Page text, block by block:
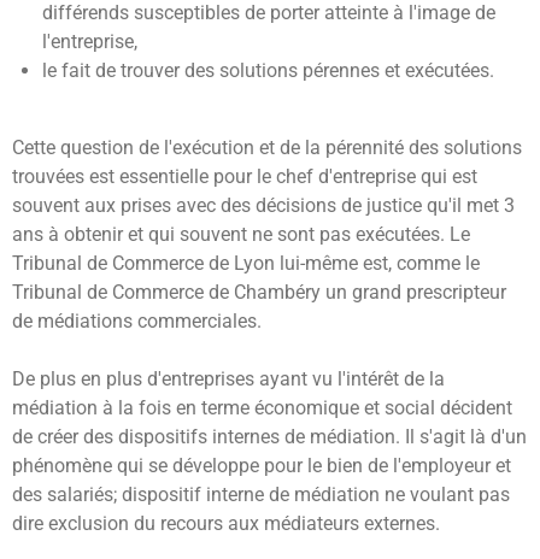
différends susceptibles de porter atteinte à l'image de
l'entreprise,
le fait de trouver des solutions pérennes et exécutées.
Cette question de l'exécution et de la pérennité des solutions
trouvées est essentielle pour le chef d'entreprise qui est
souvent aux prises avec des décisions de justice qu'il met 3
ans à obtenir et qui souvent ne sont pas exécutées. Le
Tribunal de Commerce de Lyon lui-même est, comme le
Tribunal de Commerce de Chambéry un grand prescripteur
de médiations commerciales.
De plus en plus d'entreprises ayant vu l'intérêt de la
médiation à la fois en terme économique et social décident
de créer des dispositifs internes de médiation. Il s'agit là d'un
phénomène qui se développe pour le bien de l'employeur et
des salariés; dispositif interne de médiation ne voulant pas
dire exclusion du recours aux médiateurs externes.